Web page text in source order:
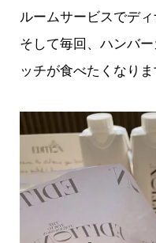
ルームサービスでディ
そして毎回、ハンバ
ッチが食べたくなりま